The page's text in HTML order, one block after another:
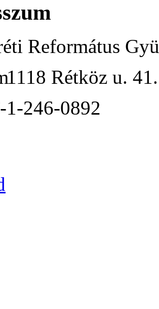
Református
1118 Rétköz u. 41.
1-246-0892